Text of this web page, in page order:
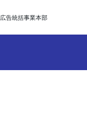
広告統括事業本部